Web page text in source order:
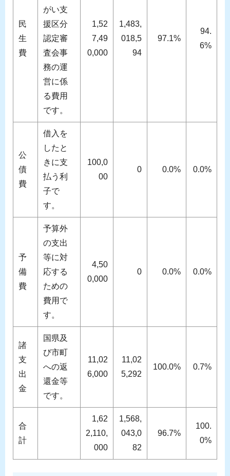
民
生
費
がい支
援区分
認定審
査会事
務の運
営に係
る費用
です。
1,52
7,49
0,000
1,483,
018,5
94
97.1%
94.
6%
公
債
費
借入を
したと
きに支
払う利
子で
す。
100,0
00
0 0.0% 0.0%
予
備
費
予算外
の支出
等に対
応する
ための
費用で
す。
4,50
0,000
0 0.0% 0.0%
諸
支
出
金
国県及
び市町
への返
還金等
です。
11,02
6,000
11,02
5,292
100.0% 0.7%
合
計
1,62
2,110,
000
1,568,
043,0
82
96.7%
100.
0%